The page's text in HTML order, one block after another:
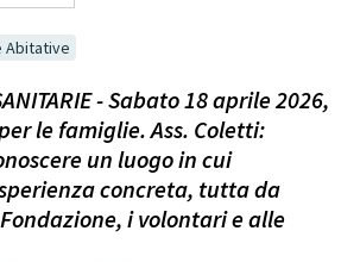
Abitative
- Sabato 18 aprile 2026,
le famiglie. Ass. Coletti:
un luogo in cui
concreta, tutta da
i volontari e alle